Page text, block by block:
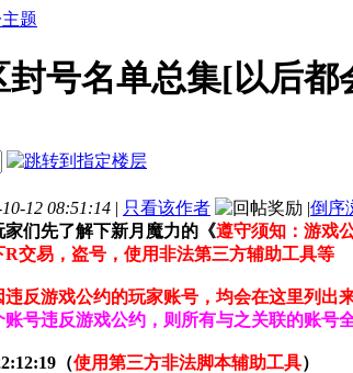
号名单总集[以后都
12 08:51:14 | 只看该作者 |倒序
们先了解下新月魔力的《遵守须知：游戏
交易，盗号，使用非法第三方辅助工具等
违反游戏公约的玩家账号，均会在这里列
账号违反游戏公约，则所有与之关联的账号
（使用第三方非法脚本辅助工具）